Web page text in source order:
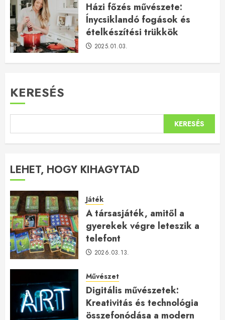
Házi főzés művészete:
Ínycsiklandó fogások és
ételkészítési trükkök
2025.01.03.
KERESÉS
KERESÉS
LEHET, HOGY KIHAGYTAD
Játék
A társasjáték, amitől a
gyerekek végre leteszik a
telefont
2026.03.13.
Művészet
Digitális művészetek:
Kreativitás és technológia
összefonódása a modern